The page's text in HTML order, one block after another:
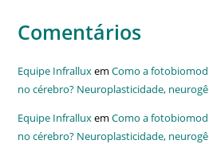
Comentários
Equipe InfralluxemComo a
no cérebro? Neuroplasticidade,
Equipe InfralluxemComo a
no cérebro? Neuroplasticidade,